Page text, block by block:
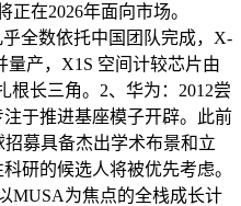
在2026年面向市场。
乎全数依托中国团队完成，X-
量产，X1S 空间计较芯片由
长三角。2、华为：2012尝
于推进基座模子开辟。此前
募具备杰出学术布景和立
研的候选人将被优先考虑。
MUSA为焦点的全栈成长计